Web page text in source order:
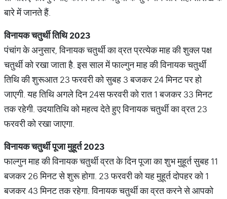
बारे में जानते हैं.
विनायकचतुर्थीतिथि2023
पंचांग के अनुसार, विनायक चतुर्थी का व्रत प्रत्येक माह की शुक्ल पक्ष
चतुर्थी को रखा जाता है. इस साल में फाल्गुन माह की विनायक चतुर्थी
तिथि की शुरूआत 23 फरवरी को सुबह 3 बजकर 24 मिनट पर हो
जाएगी. यह तिथि अगले दिन 24स फरवरी को रात 1 बजकर 33 मिनट
तक रहेगी. उदयातिथि को महत्व देते हुए विनायक चतुर्थी का व्रत 23
फरवरी को रखा जाएगा.
विनायकचतुर्थीपूजामुहूर्त2023
फाल्गुन माह की विनायक चतुर्थी व्रत के दिन पूजा का शुभ मुहूर्त सुबह 11
बजकर 26 मिनट से शुरू होगा. 23 फरवरी को यह मुहूर्त दोपहर को 1
बजकर 43 मिनट तक रहेगा. विनायक चतुर्थी का व्रत करने से आपको